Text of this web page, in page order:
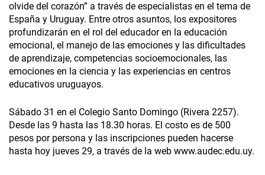
olvide del corazón” a través de especialistas en el tema de
España y Uruguay. Entre otros asuntos, los expositores
profundizarán en el rol del educador en la educación
emocional, el manejo de las emociones y las dificultades
de aprendizaje, competencias socioemocionales, las
emociones en la ciencia y las experiencias en centros
educativos uruguayos.
Sábado 31 en el Colegio Santo Domingo (Rivera 2257).
Desde las 9 hasta las 18.30 horas. El costo es de 500
pesos por persona y las inscripciones pueden hacerse
hasta hoy jueves 29, a través de la web www.audec.edu.uy.